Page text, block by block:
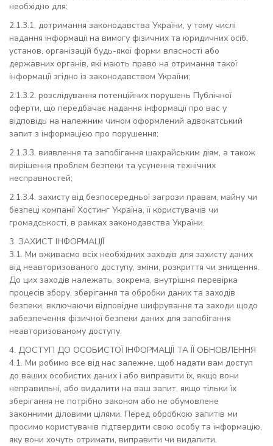
необхідно для:
2.1.3.1. дотримання законодавства України, у тому числі
надання інформації на вимогу фізичних та юридичних осіб,
установ, організацій будь-якої форми власності або
державних органів, які мають право на отримання такої
інформації згідно із законодавством України;
2.1.3.2. розслідування потенційних порушень Публічної
оферти, що передбачає надання інформації про вас у
відповідь на належним чином оформлений адвокатський
запит з інформацією про порушення;
2.1.3.3. виявлення та запобігання шахрайським діям, а також
вирішення проблем безпеки та усунення технічних
несправностей;
2.1.3.4. захисту від безпосередньої загрози правам, майну чи
безпеці компанії Хостинг Україна, її користувачів чи
громадськості, в рамках законодавства України.
3. ЗАХИСТ ІНФОРМАЦІЇ
3.1. Ми вживаємо всіх необхідних заходів для захисту даних
від неавторизованого доступу, зміни, розкриття чи знищення.
До цих заходів належать, зокрема, внутрішня перевірка
процесів збору, зберігання та обробки даних та заходів
безпеки, включаючи відповідне шифрування та заходи щодо
забезпечення фізичної безпеки даних для запобігання
неавторизованому доступу.
4. ДОСТУП ДО ОСОБИСТОЇ ІНФОРМАЦІЇ ТА ЇЇ ОБНОВЛЕННЯ
4.1. Ми робимо все від нас залежне, щоб надати вам доступ
до ваших особистих даних і або виправити їх, якщо вони
неправильні, або видалити на ваш запит, якщо тільки їх
зберігання не потрібно законом або не обумовлене
законними діловими цілями. Перед обробкою запитів ми
просимо користувачів підтвердити свою особу та інформацію,
яку вони хочуть отримати, виправити чи видалити.